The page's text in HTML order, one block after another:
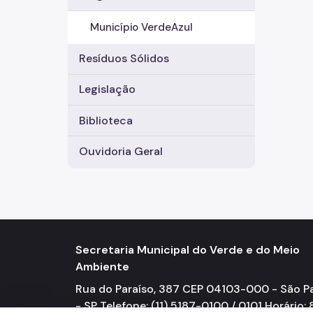
Município VerdeAzul
Resíduos Sólidos
Legislação
Biblioteca
Ouvidoria Geral
Secretaria Municipal do Verde e do Meio
Ambiente
Rua do Paraíso, 387 CEP 04103-000 - São
- SP Telefone: (11) 5187-0100 / 0101 Horário: